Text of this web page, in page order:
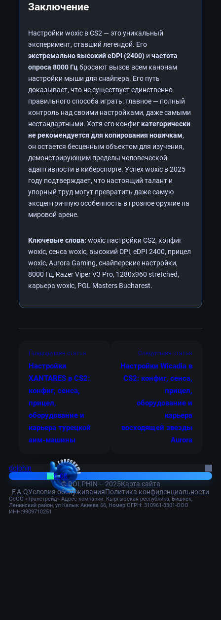
Заключение
Настройки woxic в CS2 — это уникальный
эксперимент, ставший легендой. Его
экстремально высокий eDPI (2400) и частота
опроса 8000 Гцбросают вызов всем канонам
настройки мыши для снайпера. Его путь
доказывает, что не существует единственно
правильного способа играть: главное — полный
контроль над своими настройками, даже самыми
нестандартными. Хотя его конфиг категорически
не рекомендуется для копирования новичкам,
он остается бесценным объектом для изучения,
демонстрирующим пределы человеческой
адаптивности в киберспорте. Успех woxic в 2025
году подтверждает, что настоящий талант и
упорный труд могут превратить даже самую
эксцентричную особенность в грозное оружие на
мировой арене.
Ключевые слова: woxic настройки CS2, конфиг
woxic, сенса woxic, высокий DPI, eDPI 2400, прицел
woxic, Aurora Gaming, снайперские настройки,
8000 Гц, Razer Viper V3 Pro, 1280x960 stretched,
карьера woxic, PGL Masters Bucharest.
Предыдущая статья
Настройки
XANTARES в CS2:
конфиг, сенса,
прицел,
оборудование и
карьера турецкой
аим-машины
Следующая статья
Настройки Wicadia в
CS2: конфиг, сенса,
прицел,
оборудование и
карьера
восходящей звезды
Aurora
dolphin
0.00
© DOLPHIN – 2025Карта сайта
F.A.QУсловия обслуживанияПолитика конфиденциальности
ОсОО «Транстрейд» Адрес компании: Кыргызская республика, Бишкек,
Ленинский район, ул Калык Акиева 66, Номер ОГРН: 310961-3301-ООО
ИНН:9909710251